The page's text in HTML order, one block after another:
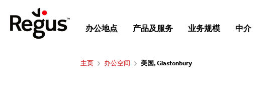
办公地点 产品及服务 业务规模 中介
主页 办公空间 美国, Glastonbury